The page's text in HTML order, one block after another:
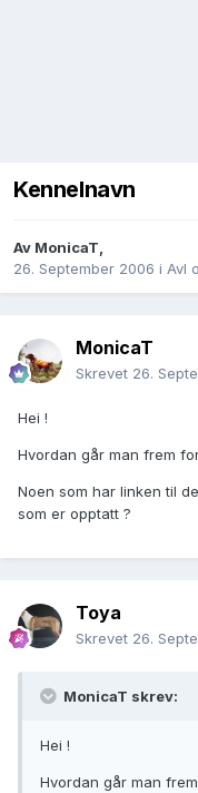
Kennelnavn
Av MonicaT,
26. September 2006 i Avl
MonicaT
Skrevet 26.
Hei !
Hvordan går man frem
Noen som har linken til
som er opptatt ?
Toya
Skrevet 26.
MonicaT skrev:
Hei !
Hvordan går man